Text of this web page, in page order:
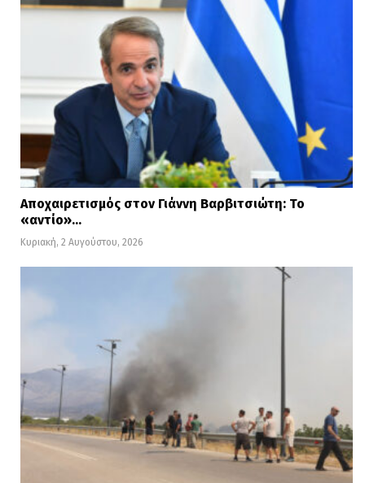
Αποχαιρετισμός στον Γιάννη Βαρβιτσιώτη: Το
«αντίο»…
Κυριακή, 2 Αυγούστου, 2026